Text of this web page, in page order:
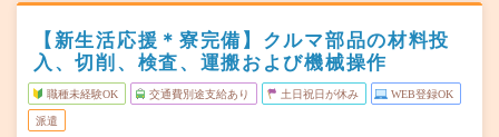
【新生活応援＊寮完備】クルマ部品の材料投
入、切削、検査、運搬および機械操作
職種未経験OK 交通費別途支給あり 土日祝日が休み WEB登録OK
派遣